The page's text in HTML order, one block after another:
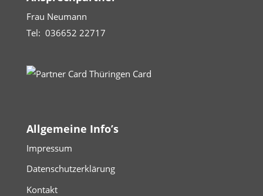
Frau Neumann
Tel: 036652 22717
Allgemeine Info’s
Impressum
Datenschutzerklärung
Kontakt